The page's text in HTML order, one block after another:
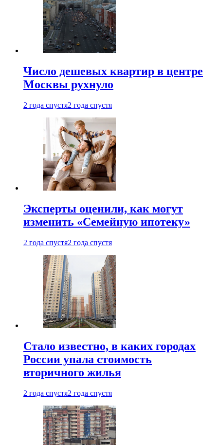
Число дешевых квартир в центре
Москвы рухнуло
2 года спустя2 года спустя
Эксперты оценили, как могут
изменить «Семейную ипотеку»
2 года спустя2 года спустя
Стало известно, в каких городах
России упала стоимость
вторичного жилья
2 года спустя2 года спустя